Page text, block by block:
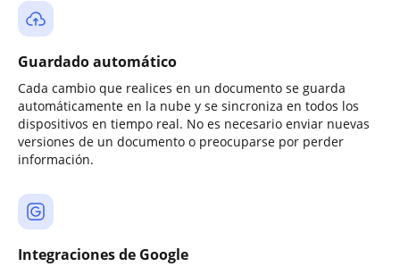
Guardado automático
Cada cambio que realices en un documento se guarda
automáticamente en la nube y se sincroniza en todos los
dispositivos en tiempo real. No es necesario enviar nuevas
versiones de un documento o preocuparse por perder
información.
Integraciones de Google